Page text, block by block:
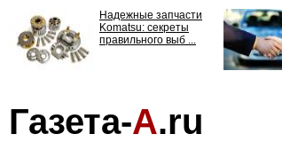
Надежные запчасти
Komatsu: секреты
правильного выб ...
ответственности: все,
что нужно знать ...
Газета-А.ru